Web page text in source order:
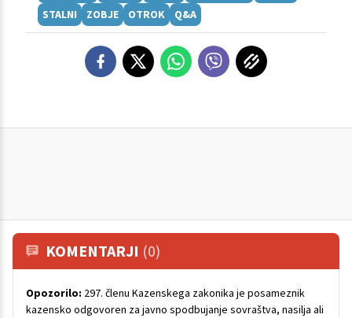
STALNI
ZOBJE OTROK Q&A
KOMENTARJI (0)
Opozorilo: 297. členu Kazenskega zakonika je posameznik
kazensko odgovoren za javno spodbujanje sovraštva, nasilja ali